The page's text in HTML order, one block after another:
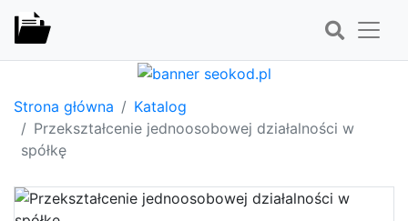
Strona główna
Katalog
Przekształcenie jednoosobowej działalności w
spółkę